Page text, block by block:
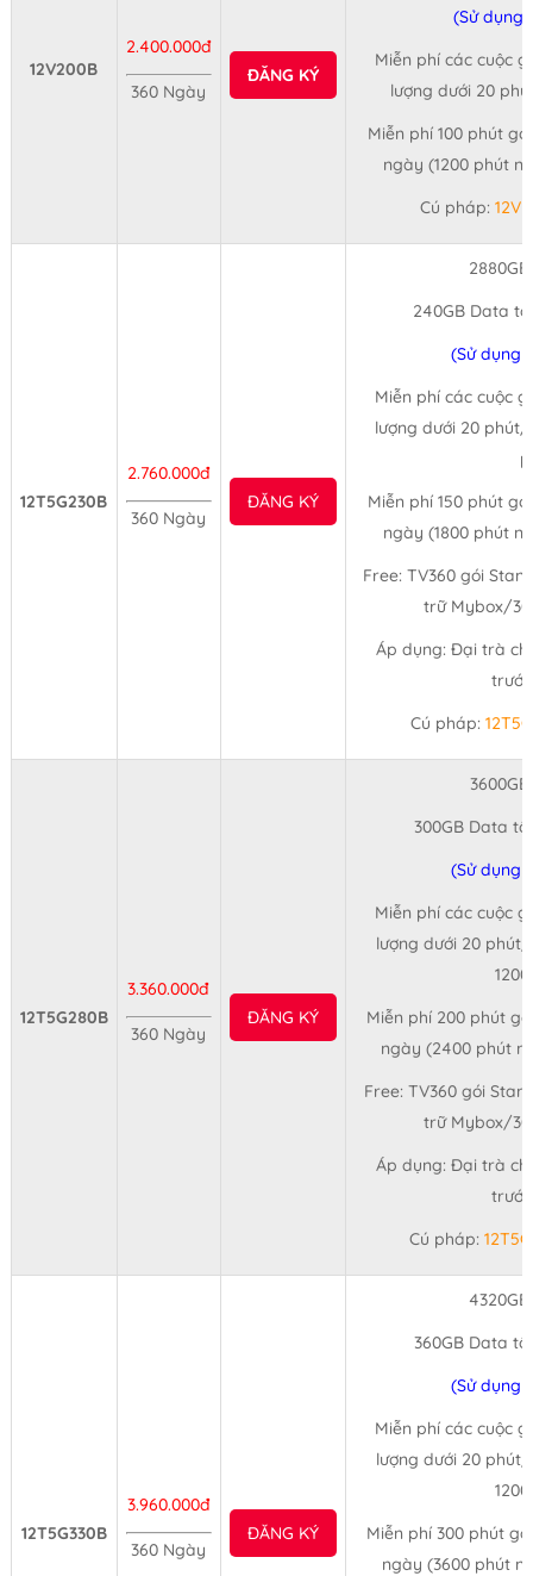
12V200B
2.400.000đ
360 Ngày
ĐĂNG KÝ
(Sử dụng
Miễn phí các cuộc
lượng dưới 20
Miễn phí 100 phút
ngày (1200 phút
Cú pháp:
12T5G230B
2.760.000đ
360 Ngày
ĐĂNG KÝ
240GB Data
(Sử dụng
Miễn phí các cuộc
lượng dưới 20 phút/
Miễn phí 150 phút
ngày (1800 phút
Free: TV360 gói
trữ Mybox/30
Áp dụng: Đại trà
Cú pháp:
12T5G280B
3.360.000đ
360 Ngày
ĐĂNG KÝ
300GB Data
(Sử dụng
Miễn phí các cuộc
lượng dưới 20
Miễn phí 200 phút
ngày (2400 phút
Free: TV360 gói
trữ Mybox/30
Áp dụng: Đại trà
Cú pháp:
12T5G330B
3.960.000đ
360 Ngày
ĐĂNG KÝ
360GB Data
(Sử dụng
Miễn phí các cuộc
lượng dưới 20
Miễn phí 300 phút
ngày (3600 phút